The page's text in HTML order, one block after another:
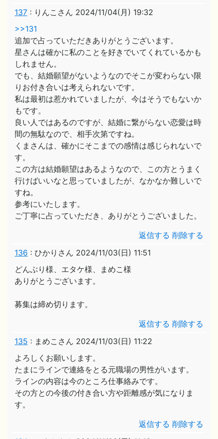
137 : りんこさん 2024/11/04(月) 19:32
>>131
追加で占っていただきありがとうございます。
星さんは確かに私のことを好きでいてくれているかも
しれません。
でも、結婚願望がないようなのでそこが変わらない限
りお付き合いは考えられないです。
私は最初は惹かれていましたが、今はそうでもないか
もです。
良い人ではあるのですが、結婚に繋がらない恋愛は時
間の無駄なので、相手次第ですね。
くまさんは、確かにそこまでの感情は感じられないで
す。
この方は結婚願望はあるようなので、この方とうまく
行けばいいなと思っていましたが、なかなか難しいで
すね。
参考にいたします。
ご丁寧に占っていただき、ありがとうございました。
返信する 削除する
136 : ひかりさん 2024/11/03(日) 11:51
どんぶり様、エタケ様、まめこ様
ありがとうございます。
募集は締め切ります。
返信する 削除する
135 : まめこさん 2024/11/03(日) 11:22
よろしくお願いします。
たまにラインで連絡をとる元職場の男性がいます。
ラインの内容は今のところ仕事絡みです。
その方との今後の付き合い方や距離感が気になりま
す。
返信する 削除する